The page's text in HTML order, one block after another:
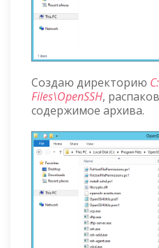
Создаю директорию
Files\OpenSSH,
содержимое архива.